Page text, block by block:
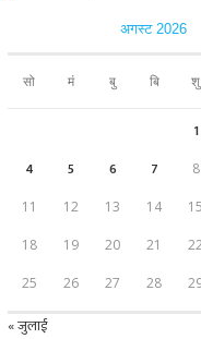
अगस्ट 2026
सो मं बु बि शु
1
4
5 6 7 8
11 12 13 14 15
18 19 20 21
25 26 27 28
« जुलाई